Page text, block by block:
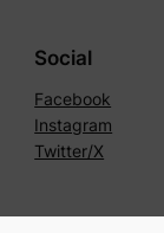
Social
Facebook
Instagram
Twitter/X